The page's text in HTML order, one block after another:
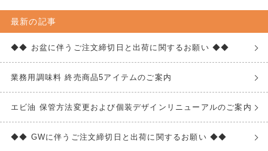
最新の記事
◆◆ お盆に伴うご注文締切日と出荷に関するお願い ◆◆
業務用調味料 終売商品5アイテムのご案内
エビ油 保管方法変更および個装デザインリニューアルのご案内
◆◆ GWに伴うご注文締切日と出荷に関するお願い ◆◆